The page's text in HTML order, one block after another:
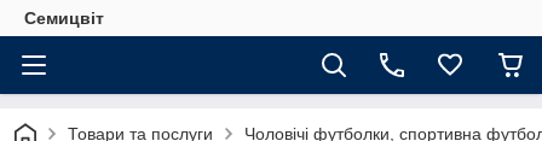
Семицвіт
Товари та послуги Чоловічі футболки, спортивна